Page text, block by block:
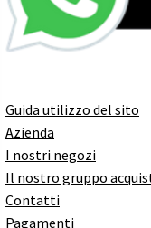
Guida utilizzo del sito
Azienda
I nostri negozi
Il nostro gruppo
Contatti
Pagamenti